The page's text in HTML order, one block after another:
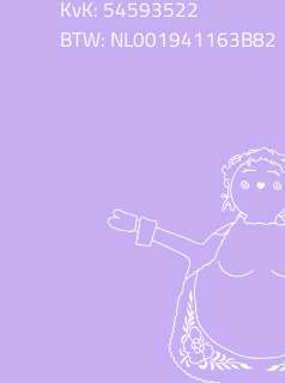
KvK: 54593522
BTW: NL001941163B82